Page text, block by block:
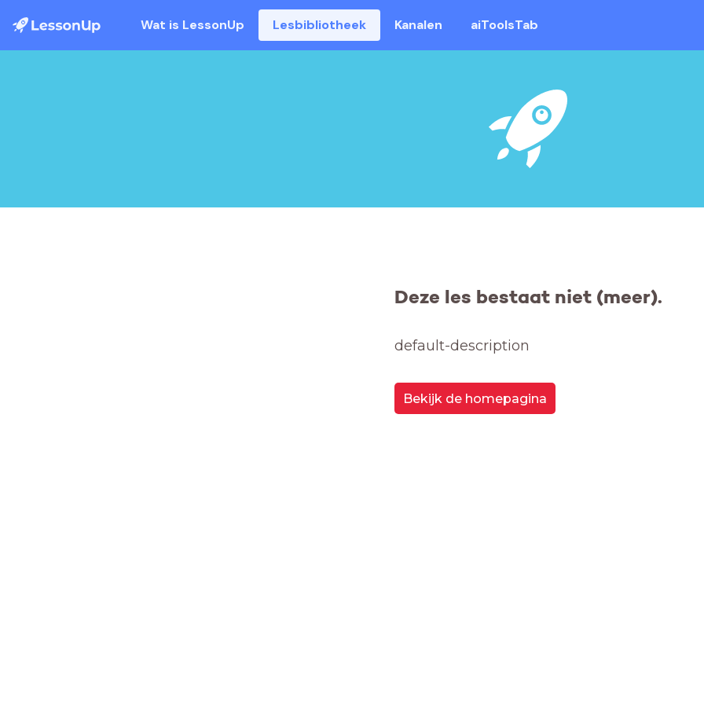
Wat is LessonUp Lesbibliotheek Kanalen aiToolsTab
Deze les bestaat niet (meer).
default-description
Bekijk de homepagina